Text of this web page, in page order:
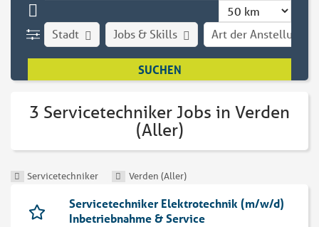
Stadt Art der Anstellung
Jobs & Skills
3 Servicetechniker Jobs in Verden
(Aller)
Servicetechniker Verden (Aller)
Servicetechniker Elektrotechnik (m/w/d)
Inbetriebnahme & Service